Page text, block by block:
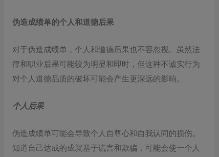
伪造成绩单的个人和道德后果
对于伪造成绩单，个人和道德后果也不容忽视。虽然法
律和职业后果可能较为明显和即时，但这种不诚实行为
对个人道德品质的破坏可能会产生更深远的影响。
个人后果
伪造成绩单可能会导致个人自尊心和自我认同的损伤。
知道自己达成的成就基于谎言和欺骗，可能会使一个人